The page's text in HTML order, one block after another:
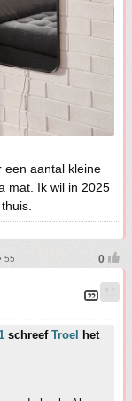
een aantal kleine
mat. Ik wil in 2025
55
schreef Troel
het